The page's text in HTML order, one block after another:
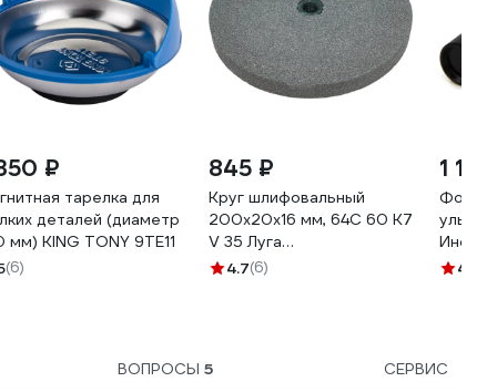
₽
тарелка для
деталей (диаметр
мм) KING TONY 9TE11
(6)
845 ₽
Круг шлифовальный
200x20x16 мм, 64С 60 K7
V 35 Луга
4603347506684
4.7(6)
1
4.6
ВОПРОСЫ 5 СЕРВИС